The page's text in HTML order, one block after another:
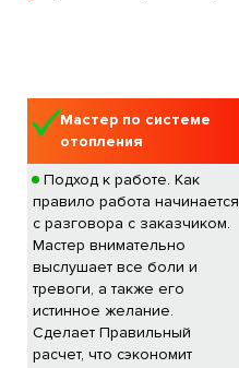
Мастер по системе
отопления
Подход к работе. Как
правило работа начинается
с разговора с заказчиком.
Мастер внимательно
выслушает все боли и
тревоги, а также его
истинное желание.
Сделает Правильный
расчет, что сэкономит